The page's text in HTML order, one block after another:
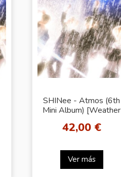
SHINee - Atmos (6th
Mini Album) [Weather
42,00 €
Ver más